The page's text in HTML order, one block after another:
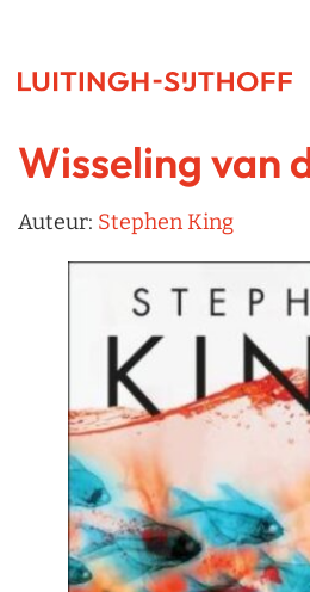
Wisseling van
Auteur: Stephen King